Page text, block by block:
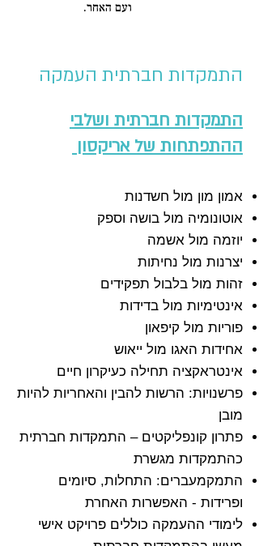
ועם האחר.
התמקדות חברתית העמקה
התמקדות חברתית ושלבי
ההתפתחות של אריקסון
אמון מון מול חשדנות
אוטונומיה מול בושה וספק
יוזמה מול אשמה
יצרנות מול נחיתות
זהות מול בלבול תפקידים
אינטימיות מול בדידות
פוריות מול קיפאון
אחידות האגו מול ייאוש
אינטראקציה תחילה כעיקרון חיים
פרשנויות: הרשות להבין והאחריות להיות
מובן
פתרון קונפליקטים – התמקדות חברתית
כהתמקדות מגשרת
התמקמעברים: התחלות, סיומים
ופרידות - האפשרות האחרת
לימודי ההעמקה כוללים פרויקט אישי